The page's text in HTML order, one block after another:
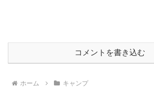
コメントを書き込む
ホーム キャンプ